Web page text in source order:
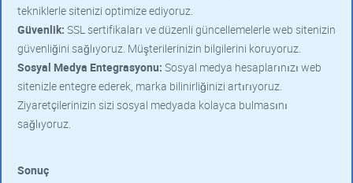
tekniklerle sitenizi optimize ediyoruz.
Güvenlik: SSL sertifikaları ve düzenli güncellemelerle web sitenizin
güvenliğini sağlıyoruz. Müşterilerinizin bilgilerini koruyoruz.
Sosyal Medya Entegrasyonu: Sosyal medya hesaplarınızı web
sitenizle entegre ederek, marka bilinirliğinizi artırıyoruz.
Ziyaretçilerinizin sizi sosyal medyada kolayca bulmasını
sağlıyoruz.
Sonuç